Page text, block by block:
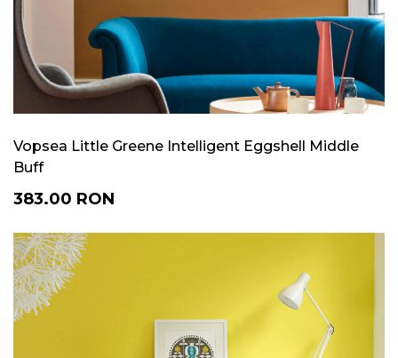
Vopsea Little Greene Intelligent Eggshell Middle
Buff
383.00 RON